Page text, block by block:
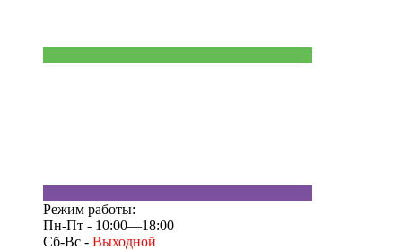
Режим работы:
Пн-Пт - 10:00—18:00
Сб-Вс - Выходной